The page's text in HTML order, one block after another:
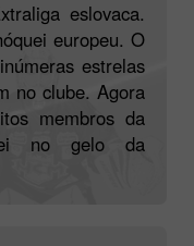
eslovaca.
europeu. O
estrelas
no clube. Agora
membros da
no gelo da